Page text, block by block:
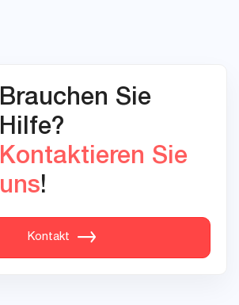
Brauchen Sie
Hilfe?
Kontaktieren Sie
uns!
Kontakt